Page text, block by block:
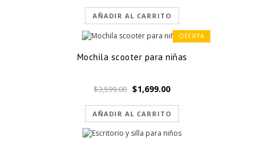
AÑADIR AL CARRITO
OFERTA
Mochila scooter para niñas
$3,599.00 El
original
era:
$3,599.00.
$1,699.00El
actual
es:
$1,699.00.
AÑADIR AL CARRITO